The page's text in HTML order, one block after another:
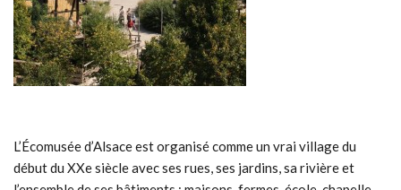
L’Écomusée d’Alsace est organisé comme un vrai village du
début du XXe siècle avec ses rues, ses jardins, sa rivière et